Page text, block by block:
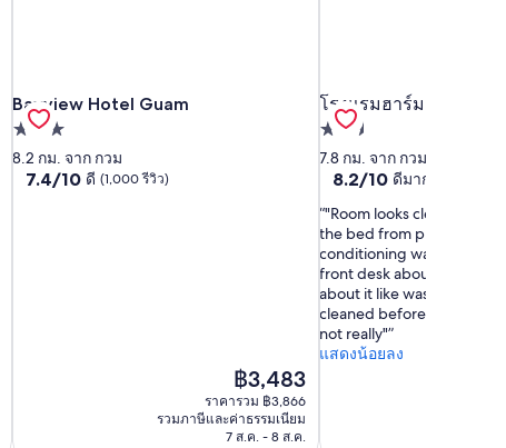
Bayview Hotel Guam
Bayview Hotel Guam
ที่พัก
3.0
ดาว
8.2 กม. จาก กวม
7.4
7.4/10 ดี (1,000 รีวิว)
ราคา
ปัจจุบัน
คือ
฿3,483
฿3,483
ราคารวม ฿3,866
รวมภาษีและค่าธรรมเนียม
7 ส.ค. - 8 ส.ค.
โรงแรมฮาร์มอนลูปใหม่
โรงแรมฮาร์มอนลูปใหม่
ที่พัก
2.5
ดาว
7.8 กม. จาก กวม
8.2
10,
ดี
มาก,
(564
รีวิว)
8.2/10 ดีมาก
"Room looks clean but
the bed from previous
conditioning was not
front desk about it but
about it like was a joke. I
cleaned before we
not really"
แสดงน้อยลง